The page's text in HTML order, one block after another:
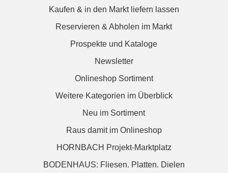
Kaufen & in den Markt liefern lassen
Reservieren & Abholen im Markt
Prospekte und Kataloge
Newsletter
Onlineshop Sortiment
Weitere Kategorien im Überblick
Neu im Sortiment
Raus damit im Onlineshop
HORNBACH Projekt-Marktplatz
BODENHAUS: Fliesen. Platten. Dielen